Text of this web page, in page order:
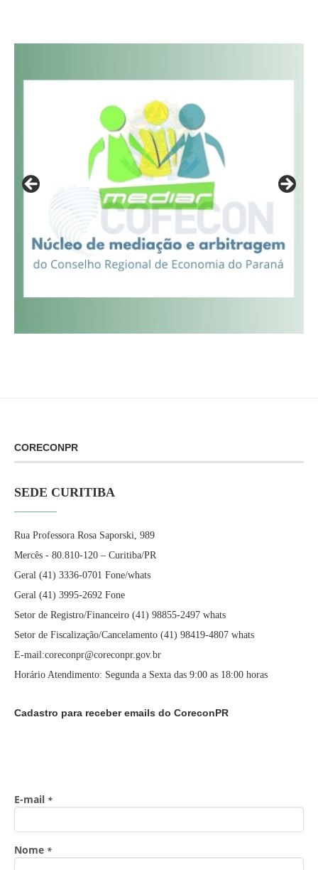
CORECONPR
SEDE CURITIBA
Rua Professora Rosa Saporski, 989
Mercês - 80.810-120 – Curitiba/PR
Geral (41) 3336-0701 Fone/whats
Geral (41) 3995-2692 Fone
Setor de Registro/Financeiro (41) 98855-2497 whats
Setor de Fiscalização/Cancelamento (41) 98419-4807 whats
E-mail:coreconpr@coreconpr.gov.br
Horário Atendimento: Segunda a Sexta das 9:00 as 18:00 horas
Cadastro para receber emails do CoreconPR